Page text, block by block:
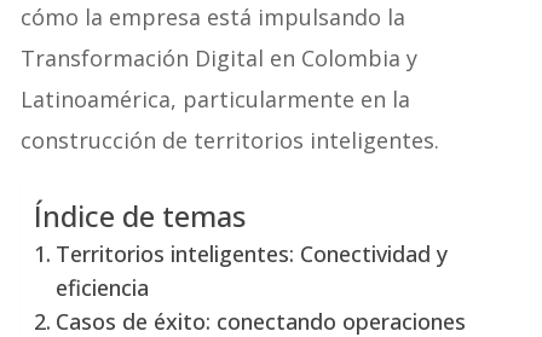
cómo la empresa está impulsando la
Transformación Digital en Colombia y
Latinoamérica, particularmente en la
construcción de territorios inteligentes.
Índice de temas
Territorios inteligentes: Conectividad y
eficiencia
Casos de éxito: conectando operaciones